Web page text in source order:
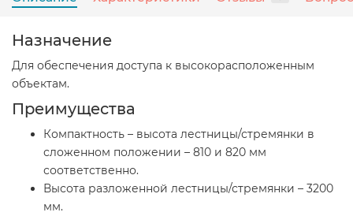
Назначение
Для обеспечения доступа к высокорасположенным
объектам.
Преимущества
Компактность – высота лестницы/стремянки в
сложенном положении – 810 и 820 мм
соответственно.
Высота разложенной лестницы/стремянки – 3200
мм.